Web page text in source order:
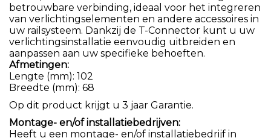
betrouwbare verbinding, ideaal voor het integreren
van verlichtingselementen en andere accessoires in
uw railsysteem. Dankzij de T-Connector kunt u uw
verlichtingsinstallatie eenvoudig uitbreiden en
aanpassen aan uw specifieke behoeften.
Afmetingen:
Lengte (mm): 102
Breedte (mm): 68
Op dit product krijgt u 3 jaar Garantie.
Montage- en/of installatiebedrijven:
Heeft u een montage- en/of installatiebedrijf in